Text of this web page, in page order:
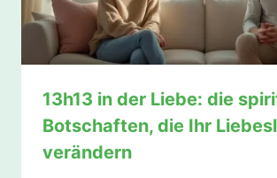
13h13 in der Liebe: die
Botschaften, die Ihr
verändern